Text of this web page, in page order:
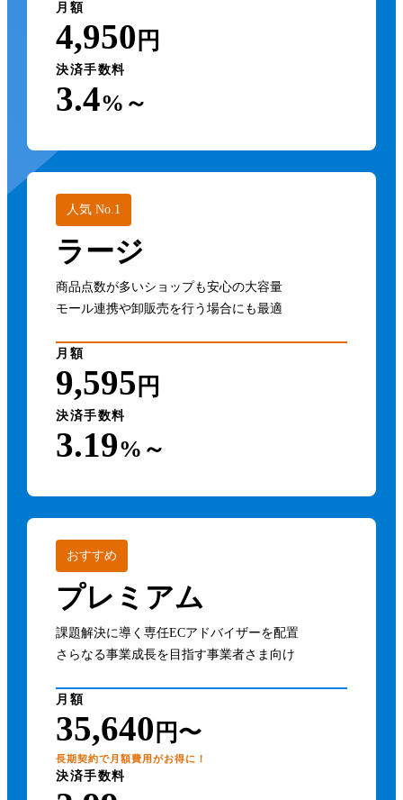
月額
4,950 円
決済手数料
3.4%～
人気 No.1
ラージ
商品点数が多いショップも安心の大容量
モール連携や卸販売を行う場合にも最適
月額
9,595 円
決済手数料
3.19%～
おすすめ
プレミアム
課題解決に導く専任ECアドバイザーを配置
さらなる事業成長を目指す事業者さま向け
月額
35,640 円〜
長期契約で月額費用がお得に！
決済手数料